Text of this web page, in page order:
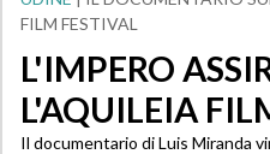
FILM FESTIVAL
L'IMPERO
L'AQUILEIA
Il documentario di Luis Miranda